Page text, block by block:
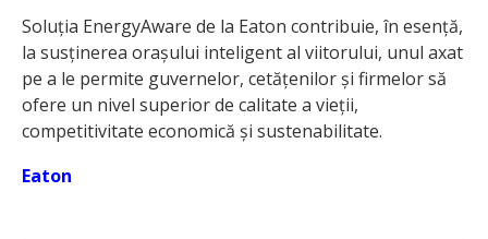
Soluția EnergyAware de la Eaton contribuie, în esență,
la susținerea orașului inteligent al viitorului, unul axat
pe a le permite guvernelor, cetățenilor și firmelor să
ofere un nivel superior de calitate a vieții,
competitivitate economică și sustenabilitate.
Eaton